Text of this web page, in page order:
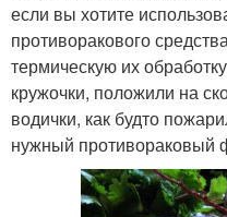
если вы хотите
противоракового
термическую их
кружочки, положили на
водички, как будто
нужный противораковый